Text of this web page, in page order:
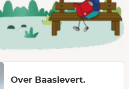
Over Baaslevert.